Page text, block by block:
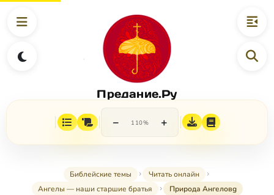
Предание.Ру
− 110% +
Библейские темы
Читать онлайн
Ангелы — наши старшие братья
Природа Ангеловg